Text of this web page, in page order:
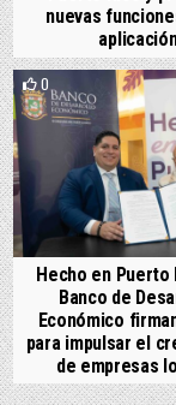
nuevas
0
Hecho en Puerto
Banco de
Económico
para impulsar el
de empresas